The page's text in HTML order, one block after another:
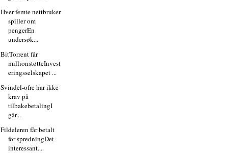
Hver femte nettbruker
spiller om
pengerEn
undersøk...
BitTorrent får
millionstøtteInvest
eringsselskapet ...
Svindel-ofre har ikke
krav på
tilbakebetalingI
går...
Fildeleren får betalt
for spredningDet
interessant...